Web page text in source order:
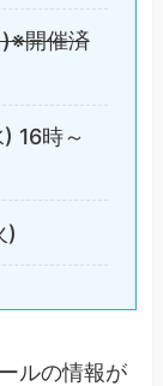
開催済
16時～
)
ルの情報が